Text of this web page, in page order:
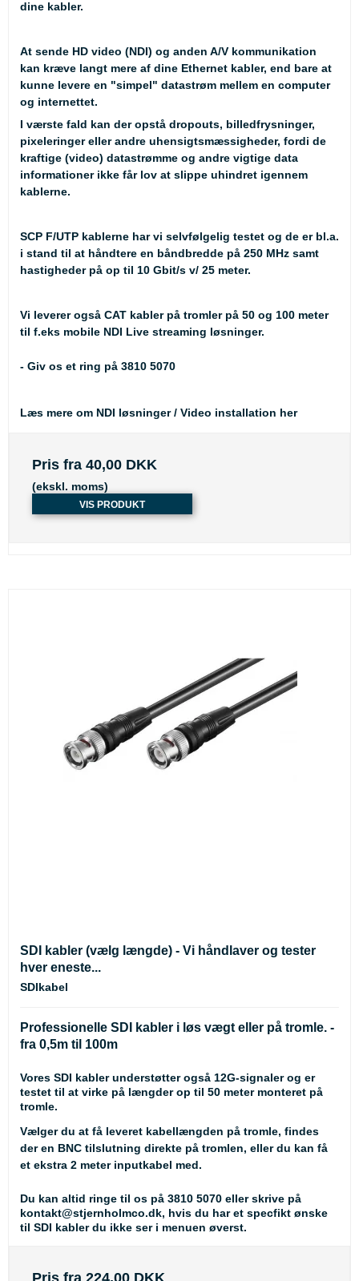
dine kabler.
At sende HD video (NDI) og anden A/V kommunikation
kan kræve langt mere af dine Ethernet kabler, end bare at
kunne levere en "simpel" datastrøm mellem en computer
og internettet.
I værste fald kan der opstå dropouts, billedfrysninger,
pixeleringer eller andre uhensigtsmæssigheder, fordi de
kraftige (video) datastrømme og andre vigtige data
informationer ikke får lov at slippe uhindret igennem
kablerne.
SCP F/UTP kablerne har vi selvfølgelig testet og de er bl.a.
i stand til at håndtere en båndbredde på 250 MHz samt
hastigheder på op til 10 Gbit/s v/ 25 meter.
Vi leverer også CAT kabler på tromler på 50 og 100 meter
til f.eks mobile NDI Live streaming løsninger.
- Giv os et ring på 3810 5070
Læs mere om NDI løsninger / Video installation her
Pris fra 40,00 DKK
(ekskl. moms)
VIS PRODUKT
SDI kabler (vælg længde) - Vi håndlaver og tester
hver eneste...
SDIkabel
Professionelle SDI kabler i løs vægt eller på tromle. -
fra 0,5m til 100m
Vores SDI kabler understøtter også 12G-signaler og er
testet til at virke på længder op til 50 meter monteret på
tromle.
Vælger du at få leveret kabellængden på tromle, findes
der en BNC tilslutning direkte på tromlen, eller du kan få
et ekstra 2 meter inputkabel med.
Du kan altid ringe til os på 3810 5070 eller skrive på
kontakt@stjernholmco.dk, hvis du har et specfikt ønske
til SDI kabler du ikke ser i menuen øverst.
Pris fra 224,00 DKK